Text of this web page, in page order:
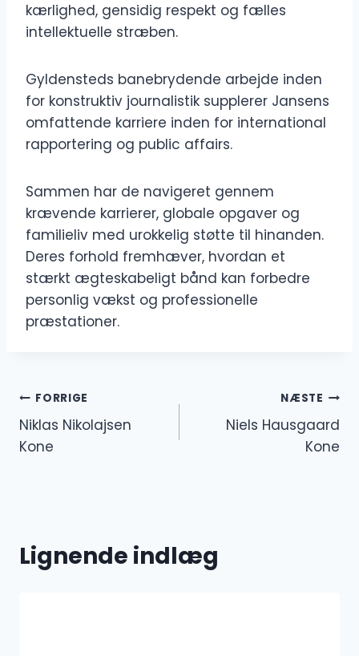
kærlighed, gensidig respekt og fælles
intellektuelle stræben.
Gyldensteds banebrydende arbejde inden
for konstruktiv journalistik supplerer Jansens
omfattende karriere inden for international
rapportering og public affairs.
Sammen har de navigeret gennem
krævende karrierer, globale opgaver og
familieliv med urokkelig støtte til hinanden.
Deres forhold fremhæver, hvordan et
stærkt ægteskabeligt bånd kan forbedre
personlig vækst og professionelle
præstationer.
Indlægsnavigation
FORRIGE
Niklas Nikolajsen
Kone
NÆSTE
Niels Hausgaard
Kone
Lignende indlæg